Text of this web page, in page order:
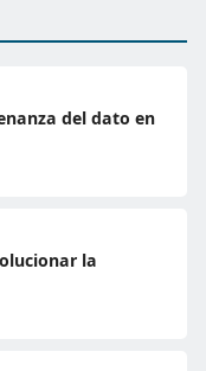
del dato en
la